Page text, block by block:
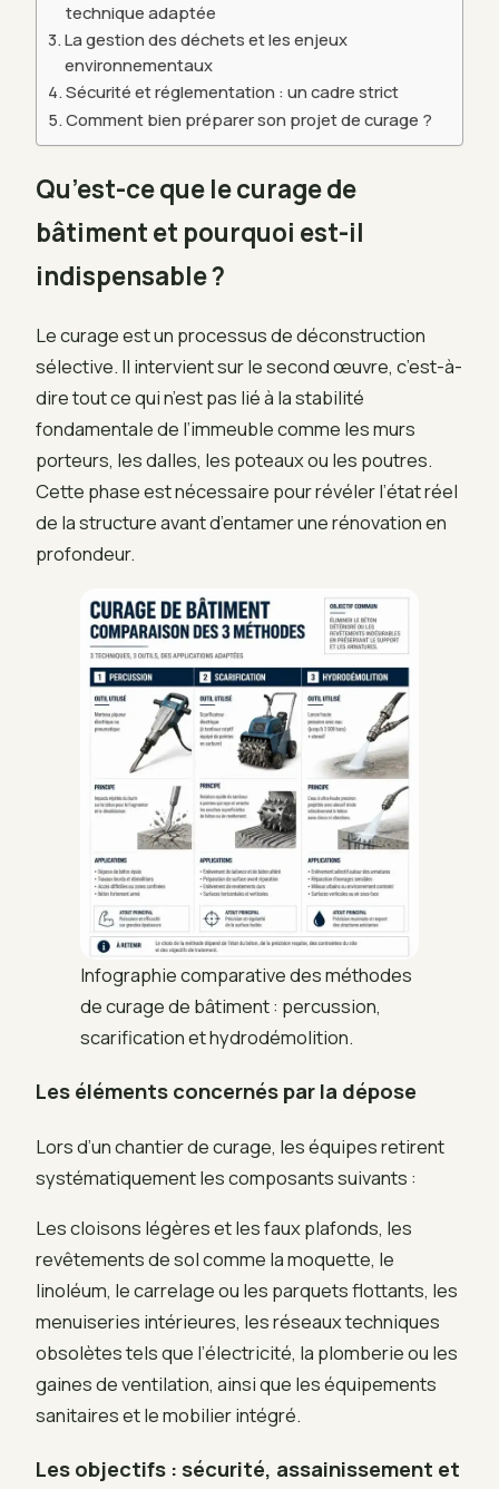
technique adaptée
La gestion des déchets et les enjeux
environnementaux
Sécurité et réglementation : un cadre strict
Comment bien préparer son projet de curage ?
Qu’est-ce que le curage de
bâtiment et pourquoi est-il
indispensable ?
Le curage est un processus de déconstruction
sélective. Il intervient sur le second œuvre, c’est-à-
dire tout ce qui n’est pas lié à la stabilité
fondamentale de l’immeuble comme les murs
porteurs, les dalles, les poteaux ou les poutres.
Cette phase est nécessaire pour révéler l’état réel
de la structure avant d’entamer une rénovation en
profondeur.
Infographie comparative des méthodes
de curage de bâtiment : percussion,
scarification et hydrodémolition.
Les éléments concernés par la dépose
Lors d’un chantier de curage, les équipes retirent
systématiquement les composants suivants :
Les cloisons légères et les faux plafonds, les
revêtements de sol comme la moquette, le
linoléum, le carrelage ou les parquets flottants, les
menuiseries intérieures, les réseaux techniques
obsolètes tels que l’électricité, la plomberie ou les
gaines de ventilation, ainsi que les équipements
sanitaires et le mobilier intégré.
Les objectifs : sécurité, assainissement et